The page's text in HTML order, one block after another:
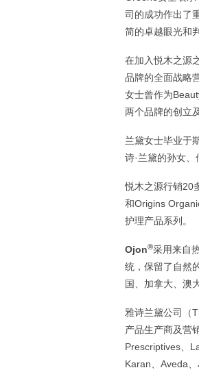
司的成功作出了
简的卓越眼光和
在加入悦木之源
品牌的全面战略
女士曾作为
两个品牌的创立
兰黛女士毕业于
诗·兰黛的孙女
悦木之源行销20
和Origins
护理产品系列。
Ojon®采用来自
统，保留了自然
国、加拿大、澳
雅诗兰黛公司（
产品生产商及营
Prescriptives、
Karan、Aveda